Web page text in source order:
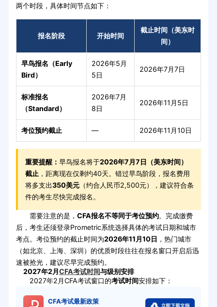
两个时段，具体时间节点如下：
报名阶段 开始时间
截止时间（美东时
间）
早鸟报名（Early
Bird）
2026年5月
5日
2026年7月7日
标准报名
（Standard）
2026年7月
8日
2026年11月5日
考位预约截止 — 2026年11月10日
重要提醒： 早鸟报名将于2026年7月7日（美东时间）
截止 ，距离现在仅剩约40天。错过早鸟阶段，报名费用
将多支出350美元（约合人民币2,500元），建议符合条
件的考生尽快完成报名。
需要注意的是， CFA报名不等同于考位预约。完成缴费
后，考生还须登录Prometric系统选择具体的考试日期和城市
考点。考位预约的截止时间为2026年11月10日 ，热门城市
（如北京、上海、深圳）的优质时段往往在报名窗口开启后迅
速被抢光，建议尽早完成预约。
2027年2月CFA考试时间与级别安排
2027年2月CFA考试窗口的考试时间安排如下：
CFA考试最新政策